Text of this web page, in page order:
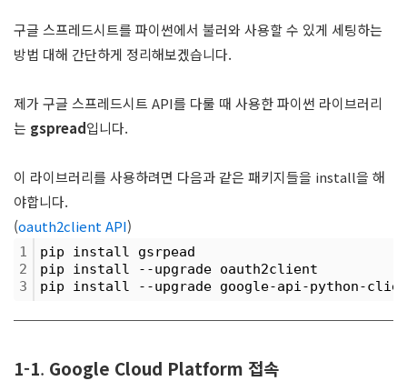
구글 스프레드시트를 파이썬에서 불러와 사용할 수 있게 세팅하는
방법 대해 간단하게 정리해보겠습니다.
제가 구글 스프레드시트 API를 다룰 때 사용한 파이썬 라이브러리
는 gspread입니다.
이 라이브러리를 사용하려면 다음과 같은 패키지들을 install을 해
야합니다.
(oauth2client API)
1
2
3
pip install gsrpead
pip install --upgrade oauth2client
pip install --upgrade google-api-python-
1-1. Google Cloud Platform 접속